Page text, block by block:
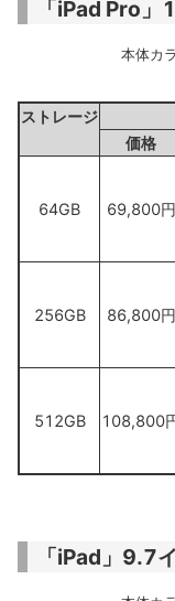
「iPad Pro
本体カ
ストレージ
価格
64GB 69,800円
256GB 86,800円
512GB 108,800
「iPad」9.7